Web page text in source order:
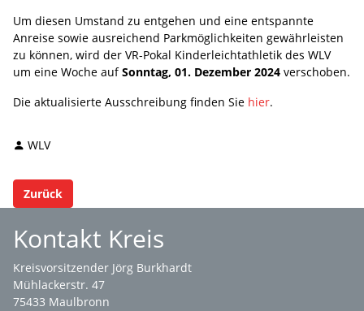
Um diesen Umstand zu entgehen und eine entspannte
Anreise sowie ausreichend Parkmöglichkeiten gewährleisten
zu können, wird der VR-Pokal Kinderleichtathletik des WLV
um eine Woche aufSonntag, 01. Dezember 2024 verschoben.
Die aktualisierte Ausschreibung finden Sie hier.
WLV
Zurück
Kontakt Kreis
Kreisvorsitzender Jörg Burkhardt
Mühlackerstr. 47
75433 Maulbronn